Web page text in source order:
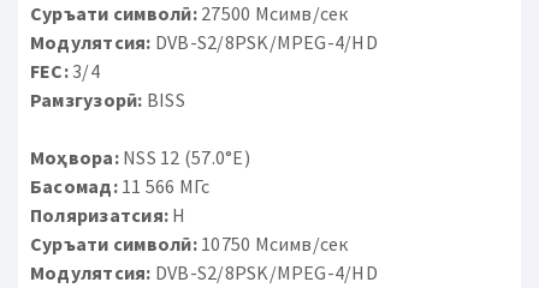
Суръати символӣ:27500 Мсимв/сек
Модулятсия: DVB-S2/8PSK/MPEG-4/HD
FEC:3/4
Рамзгузорӣ: BISS
Моҳвора:NSS 12 (57.0°E)
Басомад:11 566 МГс
Поляризатсия: H
Суръати символӣ:10750 Мсимв/сек
Модулятсия: DVB-S2/8PSK/MPEG-4/HD